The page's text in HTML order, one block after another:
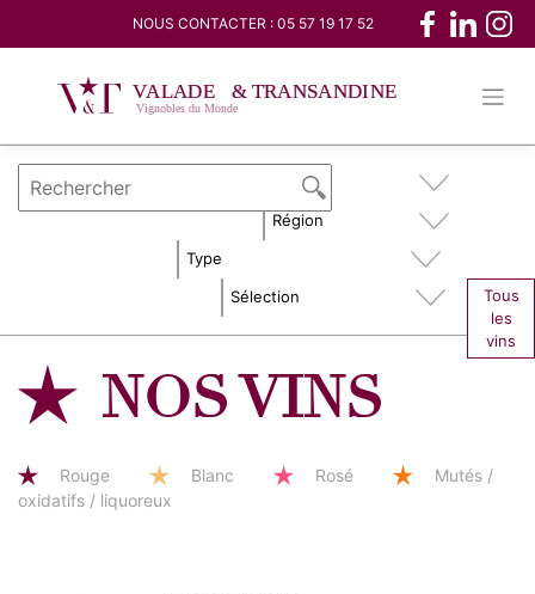
content
NOUS CONTACTER : 05 57 19 17 52
Tous
les
vins
NOS VINS
Rouge Blanc Rosé
Mutés /
oxidatifs / liquoreux